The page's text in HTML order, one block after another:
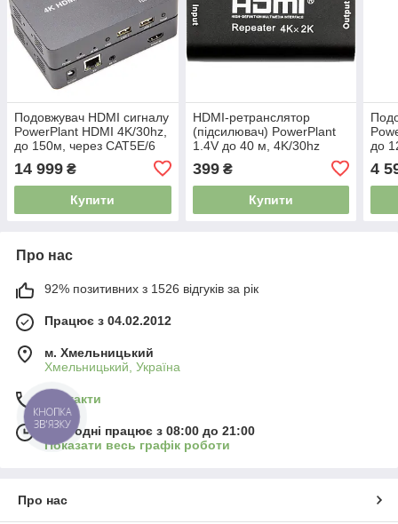
Подовжувач HDMI сигналу
PowerPlant HDMI 4K/30hz,
до 150м, через CAT5E/6
(HDES150-KVM) 4251090
14 999 ₴
Купити
HDMI-ретранслятор
(підсилювач) PowerPlant
1.4V до 40 м, 4K/30hz
399₴
Купити
до
4
Про нас
92% позитивних з 1526 відгуків за рік
Працює з 04.02.2012
м. Хмельницький
Хмельницький, Україна
Контакти
Сьогодні працює з 08:00 до 21:00
Показати весь графік роботи
Про нас
КНОПКА
ЗВ'ЯЗКУ